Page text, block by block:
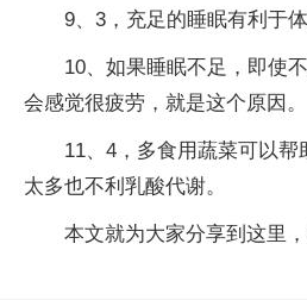
9、3，充足的睡眠有利于体
10、如果睡眠不足，即使
会感觉很疲劳，就是这个原因。
11、4，多食用蔬菜可以
太多也不利乳酸代谢。
本文就为大家分享到这里